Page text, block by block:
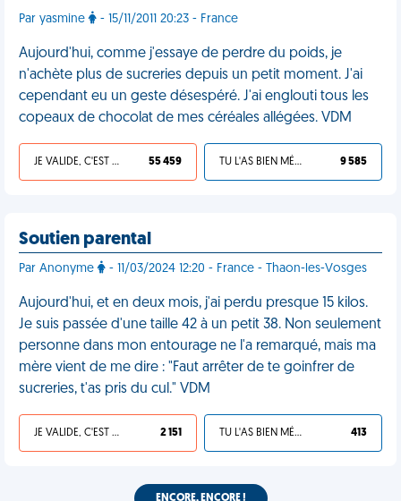
Par yasmine - 15/11/2011 20:23 - France
Aujourd'hui, comme j'essaye de perdre du poids, je
n'achète plus de sucreries depuis un petit moment. J'ai
cependant eu un geste désespéré. J'ai englouti tous les
copeaux de chocolat de mes céréales allégées. VDM
JE VALIDE, C'EST UNE VDM 55 459 TU L'AS BIEN MÉRITÉ 9 585
Soutien parental
Par Anonyme - 11/03/2024 12:20 - France - Thaon-les-Vosges
Aujourd'hui, et en deux mois, j'ai perdu presque 15 kilos.
Je suis passée d'une taille 42 à un petit 38. Non seulement
personne dans mon entourage ne l'a remarqué, mais ma
mère vient de me dire : "Faut arrêter de te goinfrer de
sucreries, t'as pris du cul." VDM
JE VALIDE, C'EST UNE VDM 2 151 TU L'AS BIEN MÉRITÉ 413
ENCORE, ENCORE !